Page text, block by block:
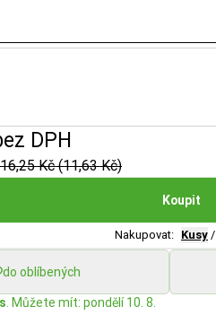
DPH
Kč (11,63 Kč)
Koupit
Nakupovat: Kusy /
do oblíbených
. Můžete mít: pondělí 10. 8.